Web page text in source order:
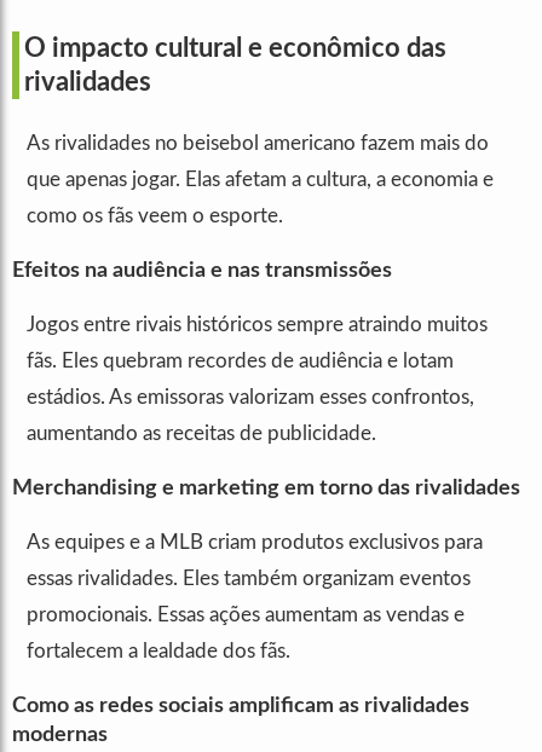
O impacto cultural e econômico das
rivalidades
As rivalidades no beisebol americano fazem mais do
que apenas jogar. Elas afetam a cultura, a economia e
como os fãs veem o esporte.
Efeitos na audiência e nas transmissões
Jogos entre rivais históricos sempre atraindo muitos
fãs. Eles quebram recordes de audiência e lotam
estádios. As emissoras valorizam esses confrontos,
aumentando as receitas de publicidade.
Merchandising e marketing em torno das rivalidades
As equipes e a MLB criam produtos exclusivos para
essas rivalidades. Eles também organizam eventos
promocionais. Essas ações aumentam as vendas e
fortalecem a lealdade dos fãs.
Como as redes sociais amplificam as rivalidades
modernas